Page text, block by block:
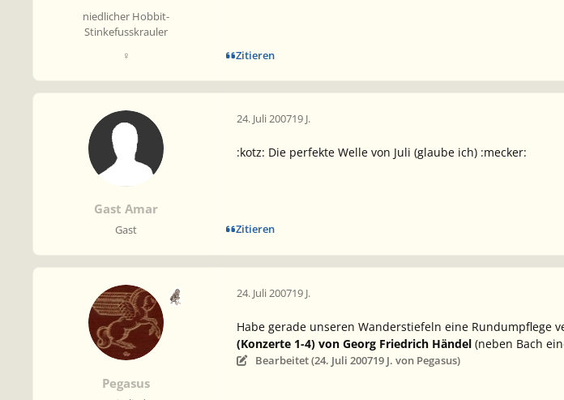
niedlicher Hobbit-
Stinkefusskrauler
♀
Zitieren
Gast Amar
Gast
24. Juli 200719 J.
:kotz: Die perfekte Welle von Juli (glaube ich) :mecker:
Zitieren
Pegasus
24. Juli 200719 J.
Habe gerade unseren Wanderstiefeln eine Rundumpflege
(Konzerte 1-4) von Georg Friedrich Händel (neben Bach
Bearbeitet (24. Juli 200719 J. von Pegasus)